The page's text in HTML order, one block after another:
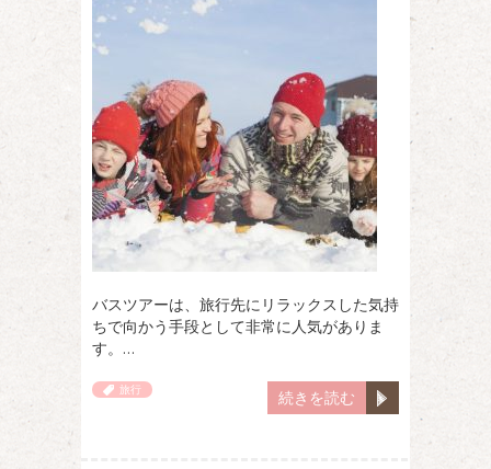
バスツアーは、旅行先にリラックスした気持
ちで向かう手段として非常に人気がありま
す。…
続きを読む
旅行